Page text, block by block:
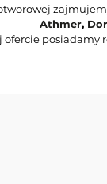
Athmer,
ofercie